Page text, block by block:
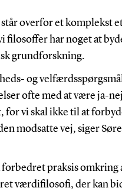
overfor et komplekst
filosoffer har noget at
grundforskning.
og
ofte med at være ja-
for vi skal ikke til at
modsatte vej, siger
forbedret praksis
værdifilosofi, der kan